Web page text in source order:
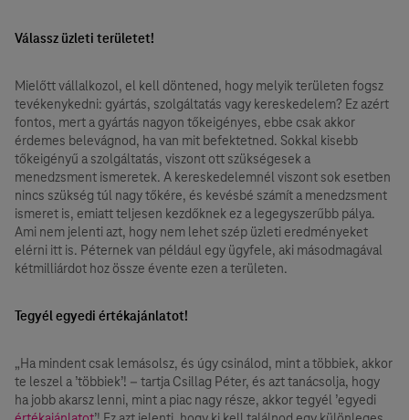
Válassz üzleti területet!
Mielőtt vállalkozol, el kell döntened, hogy melyik területen fogsz
tevékenykedni: gyártás, szolgáltatás vagy kereskedelem? Ez azért
fontos, mert a gyártás nagyon tőkeigényes, ebbe csak akkor
érdemes belevágnod, ha van mit befektetned. Sokkal kisebb
tőkeigényű a szolgáltatás, viszont ott szükségesek a
menedzsment ismeretek. A kereskedelemnél viszont sok esetben
nincs szükség túl nagy tőkére, és kevésbé számít a menedzsment
ismeret is, emiatt teljesen kezdőknek ez a legegyszerűbb pálya.
Ami nem jelenti azt, hogy nem lehet szép üzleti eredményeket
elérni itt is. Péternek van például egy ügyfele, aki másodmagával
kétmilliárdot hoz össze évente ezen a területen.
Tegyél egyedi értékajánlatot!
„Ha mindent csak lemásolsz, és úgy csinálod, mint a többiek, akkor
te leszel a ’többiek’! – tartja Csillag Péter, és azt tanácsolja, hogy
ha jobb akarsz lenni, mint a piac nagy része, akkor tegyél ’egyedi